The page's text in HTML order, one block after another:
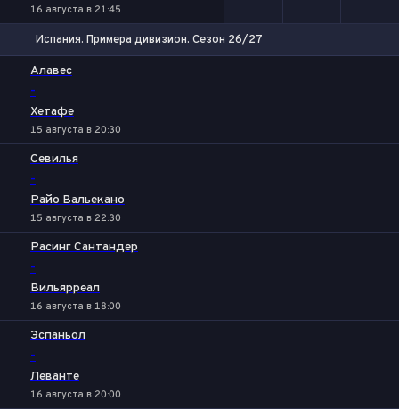
16 августа в 21:45
Испания. Примера дивизион. Сезон 26/27
Алавес
-
Хетафе
15 августа в 20:30
Севилья
-
Райо Вальекано
15 августа в 22:30
Расинг Сантандер
-
Вильярреал
16 августа в 18:00
Эспаньол
-
Леванте
16 августа в 20:00